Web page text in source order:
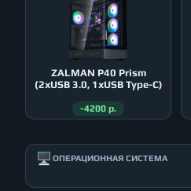
ZALMAN P40 Prism
(2xUSB 3.0, 1xUSB Type-C)
-4200 р.
🖥️ ОПЕРАЦИОННАЯ СИСТЕМА